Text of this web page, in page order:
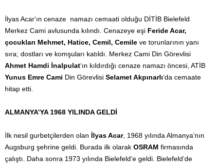
İlyas Acar‘ın cenaze namazı cemaati olduğu DİTİB Bielefeld
Merkez Cami avlusunda kılındı. Cenazeye eşi Feride Acar,
çocukları Mehmet, Hatice, Cemil, Cemile ve torunlarının yanı
sıra; dostları ve komşuları katıldı. Merkez Cami Din Görevlisi
Ahmet Hamdi İnalpulat‘ın kıldırdığı cenaze namazı öncesi, ATİB
Yunus Emre Cami Din Görevlisi Selamet Akpınarlı‘da cemaate
hitap etti.
ALMANYA’YA 1968 YILINDA GELDİ
İlk nesil gurbetçilerden olan İlyas Acar, 1968 yılında Almanya‘nın
Augsburg şehrine geldi. Burada ilk olarak OSRAM firmasında
çalıştı. Daha sonra 1973 yılında Bielefeld‘e geldi. Bielefeld‘de